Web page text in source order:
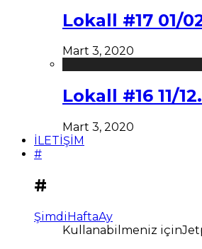
Lokall #17 01/
Mart 3, 2020
Lokall #16 11/
Mart 3, 2020
İLETİŞİM
#
#
ŞimdiHaftaAy
Kullanabilmeniz